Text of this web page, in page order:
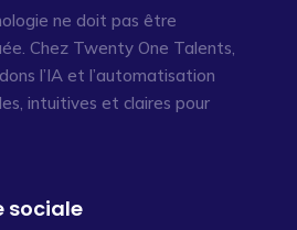
ne doit pas être
Chez Twenty One Talents,
l’IA et l’automatisation
intuitives et claires pour
sociale